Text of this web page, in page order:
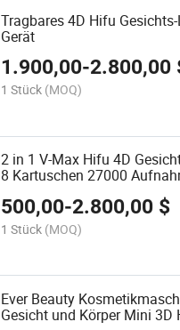
Tragbares 4D Hifu
Gerät
1.900,00-2.800,00
1 Stück (MOQ)
2 in 1 V-Max Hifu 4D
8 Kartuschen 27000
Schönheitsgerät
500,00-2.800,00 $
1 Stück (MOQ)
Ever Beauty
Gesicht und Körper Mini 3D